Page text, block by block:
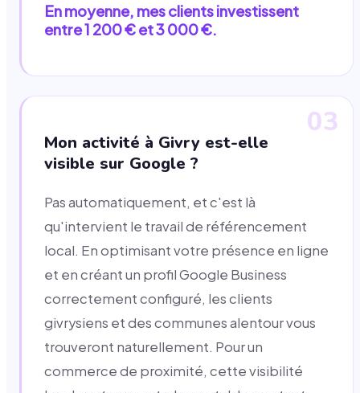
En moyenne, mes clients investissent
entre 1 200 € et 3 000 €.
03
Mon activité à Givry est-elle
visible sur Google ?
Pas automatiquement, et c'est là
qu'intervient le travail de référencement
local. En optimisant votre présence en ligne
et en créant un profil Google Business
correctement configuré, les clients
givrysiens et des communes alentour vous
trouveront naturellement. Pour un
commerce de proximité, cette visibilité